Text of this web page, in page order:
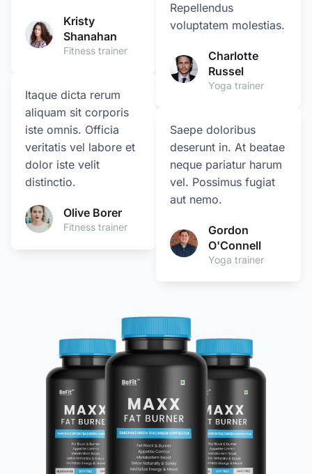
Kristy
Shanahan
Fitness trainer
Itaque dicta rerum
aliquam sit corporis
iste omnis. Officia
veritatis vel labore et
dolor iste velit
distinctio.
Olive Borer
Fitness trainer
Repellendus
voluptatem molestias.
Charlotte
Russel
Yoga trainer
Saepe doloribus
deserunt in. At beatae
neque pariatur harum
vel. Possimus fugiat
aut nemo.
Gordon
O'Connell
Yoga trainer